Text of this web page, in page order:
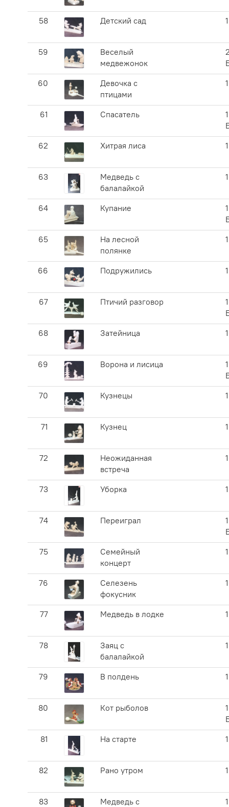
58 Детский сад
59
Веселый
медвежонок
60
Девочка с
птицами
61 Спасатель
62
Хитрая лиса
63
Медведь с
балалайкой
64 Купание
65
На лесной
полянке
66 Подружились
67 Птичий разговор
68
Затейница
69 Ворона и лисица
70
Кузнецы
71 Кузнец
72
Неожиданная
встреча
73 Уборка
74 Переиграл
75
Семейный
концерт
76
Селезень
фокусник
77 Медведь в лодке
78
Заяц с
балалайкой
79 В полдень
80 Кот рыболов
81
На старте
82 Рано утром
83
Медведь с